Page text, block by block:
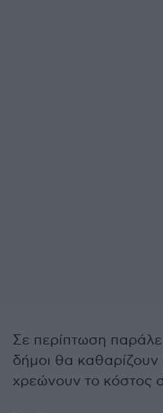
Σε περίπτωση
δήμοι θα
χρεώνουν το κόστος